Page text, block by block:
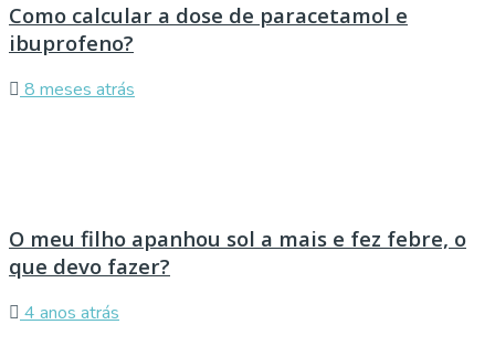
Como calcular a dose de paracetamol e
ibuprofeno?
8 meses atrás
O meu filho apanhou sol a mais e fez febre, o
que devo fazer?
4 anos atrás